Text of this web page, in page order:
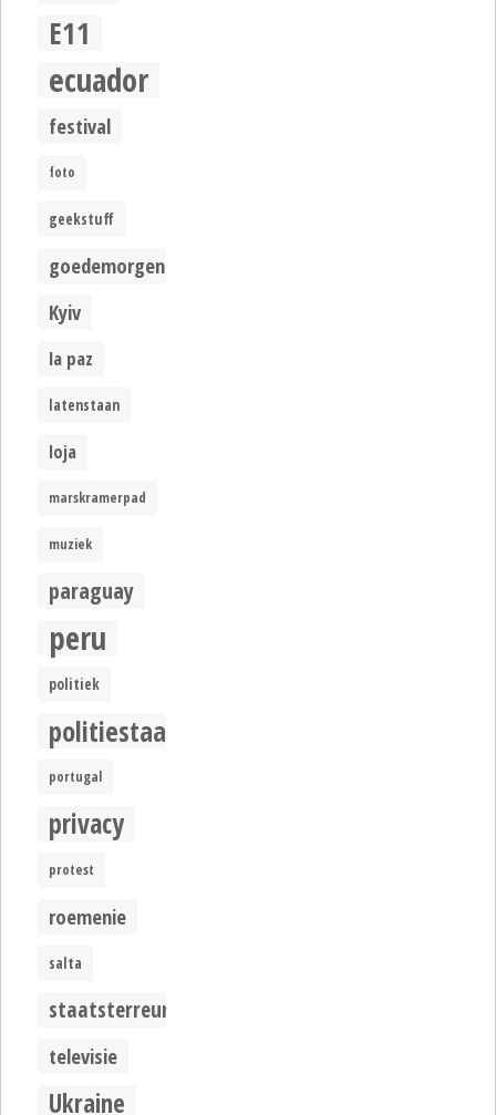
E11
ecuador
festival
foto
geekstuff
goedemorgen
Kyiv
la paz
latenstaan
loja
marskramerpad
muziek
paraguay
peru
politiek
politiestaat
portugal
privacy
protest
roemenie
salta
staatsterreur
televisie
Ukraine